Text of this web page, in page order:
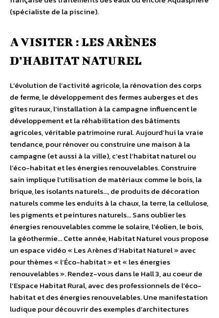
(spécialiste de la piscine).
A VISITER : LES ARÈNES
D’HABITAT NATUREL
L’évolution de l’activité agricole, la rénovation des corps
de ferme, le développement des fermes auberges et des
gîtes ruraux, l’installation à la campagne influencent le
développement et la réhabilitation des bâtiments
agricoles, véritable patrimoine rural. Aujourd’hui la vraie
tendance, pour rénover ou construire une maison à la
campagne (et aussi à la ville), c’est l’habitat naturel ou
l’éco-habitat et les énergies renouvelables. Construire
sain implique l’utilisation de matériaux comme le bois, la
brique, les isolants naturels…, de produits de décoration
naturels comme les enduits à la chaux, la terre, la cellulose,
les pigments et peintures naturels… Sans oublier les
énergies renouvelables comme le solaire, l’éolien, le bois,
la géothermie… Cette année, Habitat Naturel vous propose
un espace vidéo « Les Arènes d’Habitat Naturel » avec
pour thèmes « l’Éco-habitat » et « les énergies
renouvelables ». Rendez-vous dans le Hall 3, au coeur de
l’Espace Habitat Rural, avec des professionnels de l’éco-
habitat et des énergies renouvelables. Une manifestation
ludique pour découvrir des exemples d’architectures